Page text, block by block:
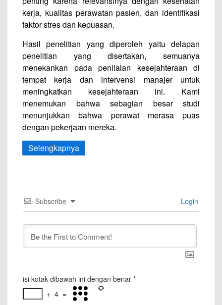
kerja, kualitas perawatan pasien, dan identifikasi
faktor stres dan kepuasan.
Hasil penelitian yang diperoleh yaitu delapan
penelitian yang disertakan, semuanya
menekankan pada penilaian kesejahteraan di
tempat kerja dan intervensi manajer untuk
meningkatkan kesejahteraan ini. Kami
menemukan bahwa sebagian besar studi
menunjukkan bahwa perawat merasa puas
dengan pekerjaan mereka.
Selengkapnya
Subscribe Login
isi kotak dibawah ini dengan benar *
+ 4 =